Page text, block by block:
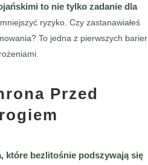
to nie tylko zadanie dla
ryzyko. Czy zastanawiałeś
To jedna z pierwszych barier
Przed
które bezlitośnie podszywają się